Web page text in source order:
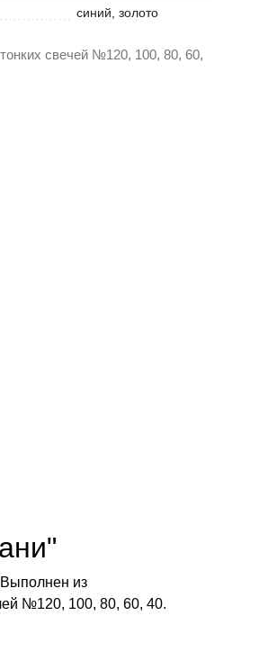
синий, золото
свечей №120, 100, 80, 60,
из
№120, 100, 80, 60, 40.